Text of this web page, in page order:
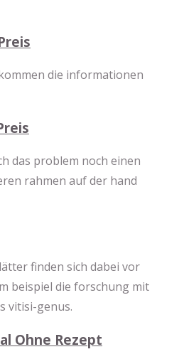
die informationen
das problem noch einen
rahmen auf der hand
finden sich dabei vor
beispiel die forschung mit
vitisi-genus.
Ohne Rezept